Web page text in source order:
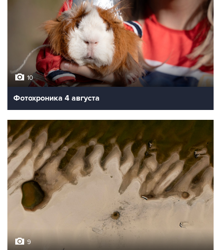
10
Фотохроника 4 августа
9